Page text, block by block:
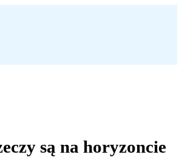
są na horyzoncie